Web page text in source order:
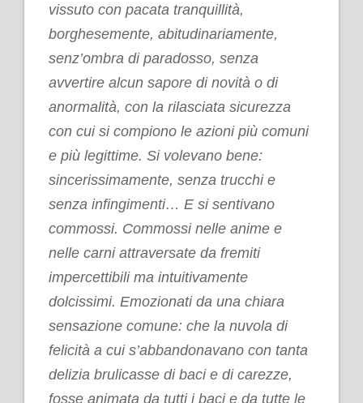
vissuto con pacata tranquillità,
borghesemente, abitudinariamente,
senz’ombra di paradosso, senza
avvertire alcun sapore di novità o di
anormalità, con la rilasciata sicurezza
con cui si compiono le azioni più comuni
e più legittime. Si volevano bene:
sincerissimamente, senza trucchi e
senza infingimenti… E si sentivano
commossi. Commossi nelle anime e
nelle carni attraversate da fremiti
impercettibili ma intuitivamente
dolcissimi. Emozionati da una chiara
sensazione comune: che la nuvola di
felicità a cui s’abbandonavano con tanta
delizia brulicasse di baci e di carezze,
fosse animata da tutti i baci e da tutte le